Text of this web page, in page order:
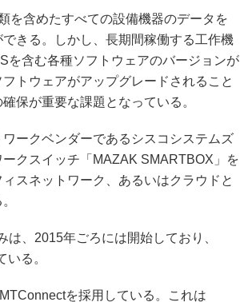
含めたすべての設備機器のデータを
きる。しかし、長期間稼働する工作機
を含む各種ソフトウェアのバージョンが
トウェアがアップグレードされること
保が重要な課題となっている。
ークベンダーであるシスコシステムズ
クスイッチ「MAZAK SMARTBOX」を
スネットワーク、あるいはクラウドと
、2015年ごろには開始しており、
る。
を採用している。これは